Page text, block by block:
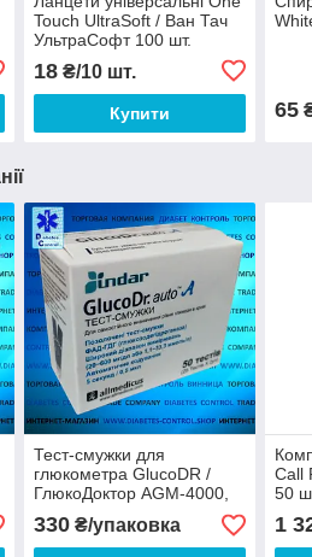
Touch UltraSoft / Ван Тач
УльтраСофт 100 шт.
18₴/10 шт.
Купити 65
Тест-смужки для
глюкометра GlucoDR /
ГлюкоДоктор AGM-4000,
50 шт.
330₴/упаковка
Call
50
1